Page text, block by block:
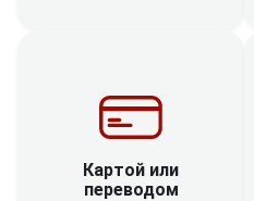
Картой или
переводом